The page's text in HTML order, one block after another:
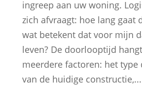
ingreep aan uw woning.
zich afvraagt: hoe lang gaat
wat betekent dat voor mijn
leven? De doorlooptijd
meerdere factoren: het type
van de huidige constructie,...